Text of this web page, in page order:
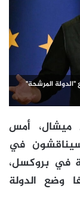
"الدولة المرشحة"
ميشال، أمس
أن قادة دول الاتحاد الـ27 سيناقشون في
في بروكسل،
وضع الدولة